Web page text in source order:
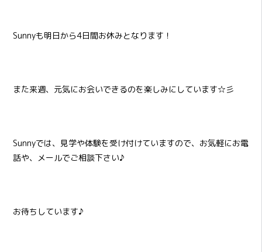
Sunnyも明日から4日間お休みとなります！
また来週、元気にお会いできるのを楽しみにしています☆彡
Sunnyでは、見学や体験を受け付けていますので、お気軽にお電
話や、メールでご相談下さい♪
お待ちしています♪